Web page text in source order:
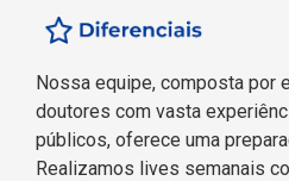
Nossa equipe, composta por
doutores com vasta
públicos, oferece uma
Realizamos lives semanais